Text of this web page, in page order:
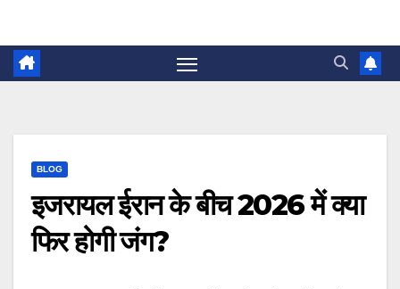
BLOG
इजरायल ईरान के बीच 2026 में क्या
फिर होगी जंग?